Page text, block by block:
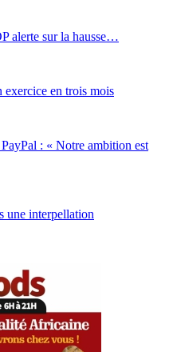
alerte sur la hausse…
exercice en trois mois
: « Notre ambition est
une interpellation